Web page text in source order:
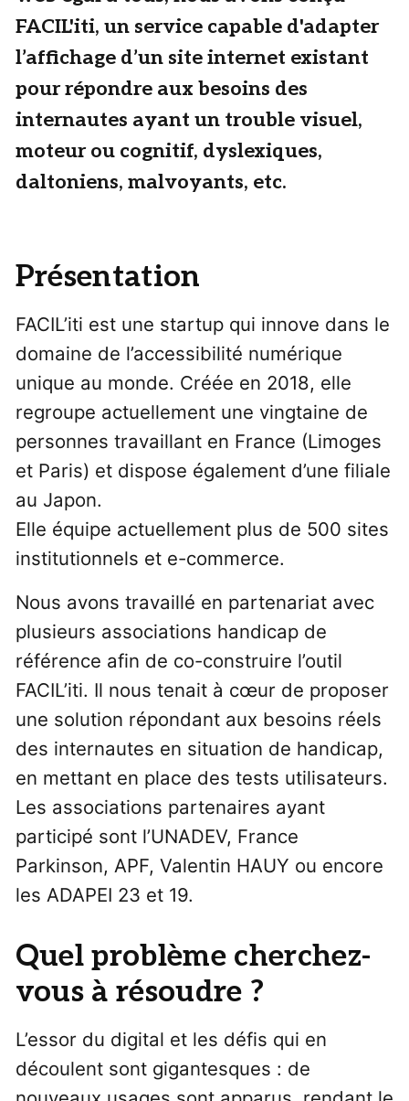
FACIL'iti, un service capable d'adapter
l’affichage d’un site internet existant
pour répondre aux besoins des
internautes ayant un trouble visuel,
moteur ou cognitif, dyslexiques,
daltoniens, malvoyants, etc.
Présentation
FACIL’iti est une startup qui innove dans le
domaine de l’accessibilité numérique
unique au monde. Créée en 2018, elle
regroupe actuellement une vingtaine de
personnes travaillant en France (Limoges
et Paris) et dispose également d’une filiale
au Japon.
Elle équipe actuellement plus de 500 sites
institutionnels et e-commerce.
Nous avons travaillé en partenariat avec
plusieurs associations handicap de
référence afin de co-construire l’outil
FACIL’iti. Il nous tenait à cœur de proposer
une solution répondant aux besoins réels
des internautes en situation de handicap,
en mettant en place des tests utilisateurs.
Les associations partenaires ayant
participé sont l’UNADEV, France
Parkinson, APF, Valentin HAUY ou encore
les ADAPEI 23 et 19.
Quel problème cherchez-
vous à résoudre ?
L’essor du digital et les défis qui en
découlent sont gigantesques : de